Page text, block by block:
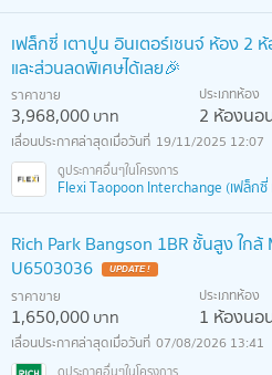
เฟล็กซี่ เตาปูน อินเตอร์เชนจ์ ห้อง 2
และส่วนลดพิเศษได้เลย🎉
ราคาขาย
3,968,000บาท
ประเภทห้อง
2 ห้องนอ
19/11/2025 12:07
Flexi Taopoon Interchange (เฟล็กซี่
Rich Park Bangson 1BR ชั้นสูง ใก
U6503036
UPDATE !
ราคาขาย
1,650,000บาท
ประเภทห้อง
1 ห้องนอ
07/08/2026 13:41